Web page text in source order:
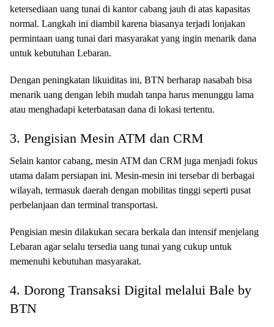
ketersediaan uang tunai di kantor cabang jauh di atas kapasitas
normal. Langkah ini diambil karena biasanya terjadi lonjakan
permintaan uang tunai dari masyarakat yang ingin menarik dana
untuk kebutuhan Lebaran.
Dengan peningkatan likuiditas ini, BTN berharap nasabah bisa
menarik uang dengan lebih mudah tanpa harus menunggu lama
atau menghadapi keterbatasan dana di lokasi tertentu.
3. Pengisian Mesin ATM dan CRM
Selain kantor cabang, mesin ATM dan CRM juga menjadi fokus
utama dalam persiapan ini. Mesin-mesin ini tersebar di berbagai
wilayah, termasuk daerah dengan mobilitas tinggi seperti pusat
perbelanjaan dan terminal transportasi.
Pengisian mesin dilakukan secara berkala dan intensif menjelang
Lebaran agar selalu tersedia uang tunai yang cukup untuk
memenuhi kebutuhan masyarakat.
4. Dorong Transaksi Digital melalui Bale by
BTN